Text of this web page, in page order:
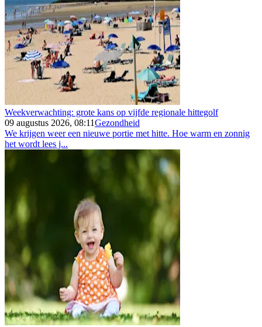
Weekverwachting: grote kans op vijfde regionale hittegolf
09 augustus 2026, 08:11Gezondheid
We krijgen weer een nieuwe portie met hitte. Hoe warm en zonnig
het wordt lees j...